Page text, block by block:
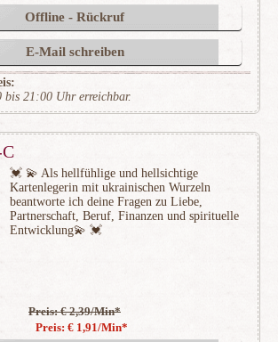
Offline - Rückruf
E-Mail schreiben
21:00 Uhr erreichbar.
💓 💫 Als hellfühlige und hellsichtige
Kartenlegerin mit ukrainischen Wurzeln
beantworte ich deine Fragen zu Liebe,
Partnerschaft, Beruf, Finanzen und spirituelle
Entwicklung💫 💓
Preis: € 2,39/Min*
Preis: € 1,91/Min*